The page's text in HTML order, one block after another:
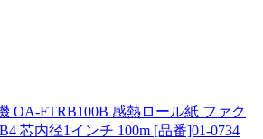
OA-FTRB100B 感熱ロール紙 ファク
芯内径1インチ 100m [品番]01-0734